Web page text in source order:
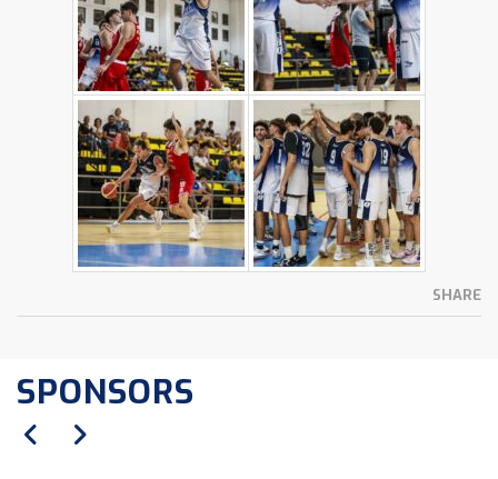
SHARE
SPONSORS